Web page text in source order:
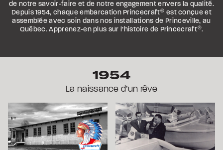
de notre savoir-faire et de notre engagement envers la qualité.
Depuis 1954, chaque embarcation Princecraft® est conçue et
assemblée avec soin dans nos installations de Princeville, au
Québec. Apprenez-en plus sur l’histoire de Princecraft®.
1954
La naissance d’un rêve